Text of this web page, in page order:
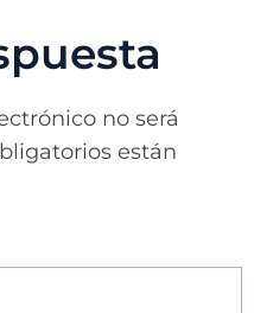
no será
están